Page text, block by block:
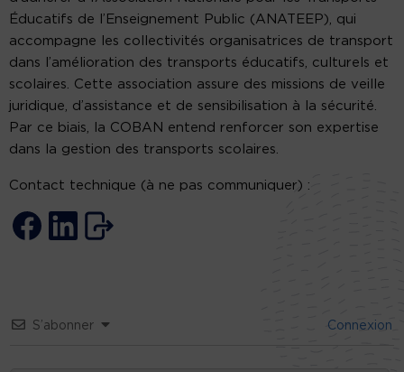
Éducatifs de l’Enseignement Public (ANATEEP), qui
accompagne les collectivités organisatrices de transport
dans l’amélioration des transports éducatifs, culturels et
scolaires. Cette association assure des missions de veille
juridique, d’assistance et de sensibilisation à la sécurité.
Par ce biais, la COBAN entend renforcer son expertise
dans la gestion des transports scolaires.
Contact technique (à ne pas communiquer) :
S’abonner Connexion